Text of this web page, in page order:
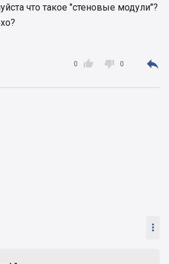
что такое "стеновые модули"?

0  0 
